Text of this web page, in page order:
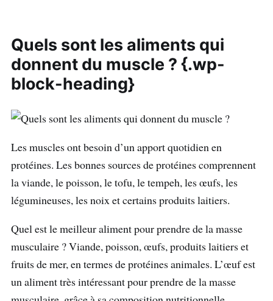
Quels sont les aliments qui
donnent du muscle ? {.wp-
block-heading}
Les muscles ont besoin d’un apport quotidien en
protéines. Les bonnes sources de protéines comprennent
la viande, le poisson, le tofu, le tempeh, les œufs, les
légumineuses, les noix et certains produits laitiers.
Quel est le meilleur aliment pour prendre de la masse
musculaire ? Viande, poisson, œufs, produits laitiers et
fruits de mer, en termes de protéines animales. L’œuf est
un aliment très intéressant pour prendre de la masse